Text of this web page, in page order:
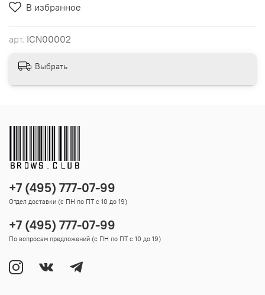
В избранное
арт. ICN00002
Выбрать
+7 (495) 777-07-99
Отдел доставки (с ПН по ПТ с 10 до 19)
+7 (495) 777-07-99
По вопросам предложений (с ПН по ПТ с 10 до 19)